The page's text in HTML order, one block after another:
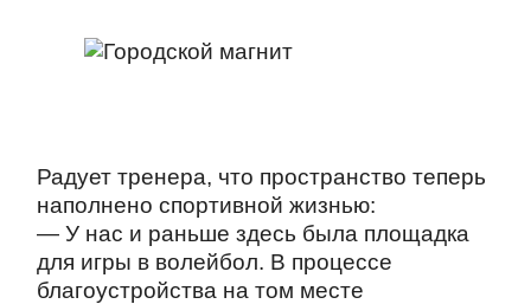
Радует тренера, что пространство теперь
наполнено спортивной жизнью:
— У нас и раньше здесь была площадка
для игры в волейбол. В процессе
благоустройства на том месте